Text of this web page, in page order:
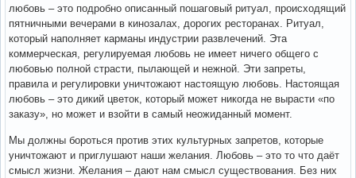
любовь – это подробно описанный пошаговый ритуал, происходящий
пятничными вечерами в кинозалах, дорогих ресторанах. Ритуал,
который наполняет карманы индустрии развлечений. Эта
коммерческая, регулируемая любовь не имеет ничего общего с
любовью полной страсти, пылающей и нежной. Эти запреты,
правила и регулировки уничтожают настоящую любовь. Настоящая
любовь – это дикий цветок, который может никогда не вырасти «по
заказу», но может и взойти в самый неожиданный момент.
Мы должны бороться против этих культурных запретов, которые
уничтожают и приглушают наши желания. Любовь – это то что даёт
смысл жизни. Желания – дают нам смысл существования. Без них